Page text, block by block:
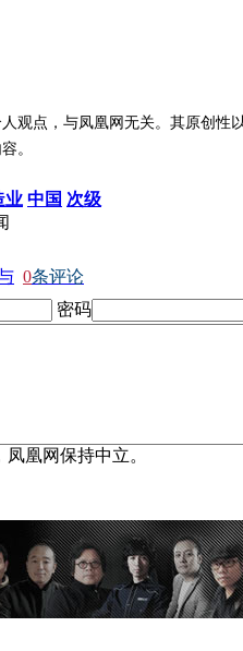
观点，与凤凰网无关。其原创
。
业 中国 次级
0条评论
密码
凰网保持中立。